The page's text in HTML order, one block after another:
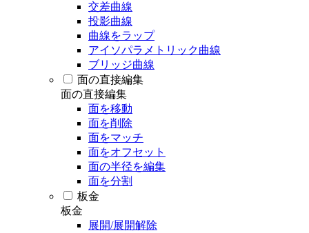
交差曲線
投影曲線
曲線をラップ
アイソパラメトリック曲線
ブリッジ曲線
面の直接編集
面の直接編集
面を移動
面を削除
面をマッチ
面をオフセット
面の半径を編集
面を分割
板金
板金
展開/展開解除